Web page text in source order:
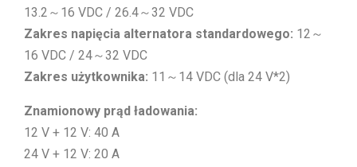
13.2～16 VDC / 26.4～32 VDC
Zakres napięcia alternatora standardowego: 12～
16 VDC / 24～32 VDC
Zakres użytkownika: 11～14 VDC (dla 24 V*2)
Znamionowy prąd ładowania:
12 V + 12 V: 40 A
24 V + 12 V: 20 A